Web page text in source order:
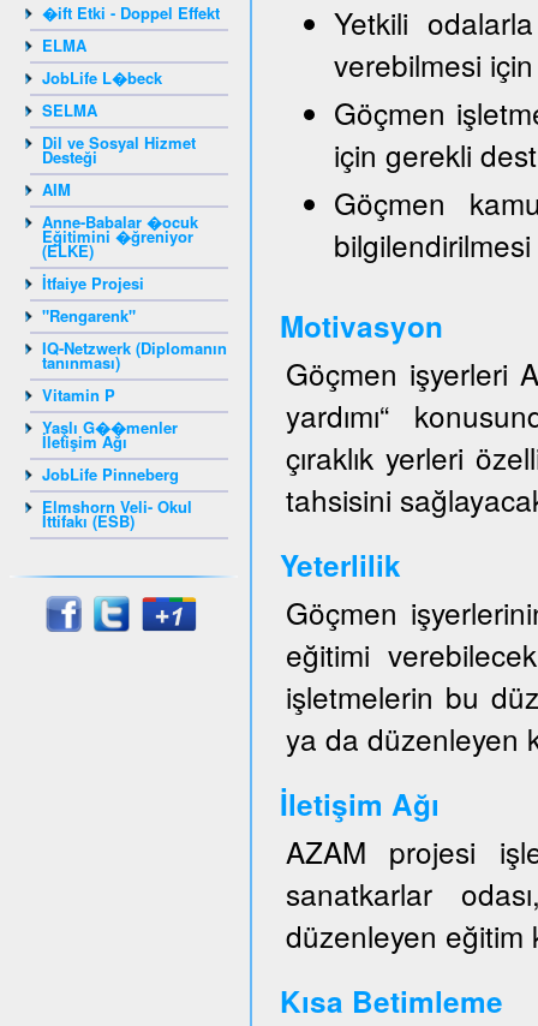
�ift Etki - Doppel Effekt
ELMA
JobLife L�beck
SELMA
Dil ve Sosyal Hizmet
Desteği
AIM
Anne-Babalar �ocuk
Eğitimini �ğreniyor
(ELKE)
İtfaiye Projesi
"Rengarenk"
IQ-Netzwerk (Diplomanın
tanınması)
Vitamin P
Yaşlı G��menler
İletişim Ağı
JobLife Pinneberg
Elmshorn Veli- Okul
İttifakı (ESB)
Yetkili
verebilmesi
Göçmen
için gerekli
Göçmen
bilgilendirilmesi
Motivasyon
Göçmen işyerleri
yardımı“
çıraklık yerleri
tahsisini
Yeterlilik
Göçmen
eğitimi
işletmelerin bu
ya da düzenleyen
İletişim Ağı
AZAM projesi
sanatkarlar
düzenleyen eğitim
Kısa Betimleme